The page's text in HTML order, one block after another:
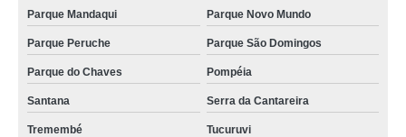
Parque Mandaqui Parque Novo Mundo
Parque Peruche Parque São Domingos
Parque do Chaves Pompéia
Santana Serra da Cantareira
Tremembé Tucuruvi